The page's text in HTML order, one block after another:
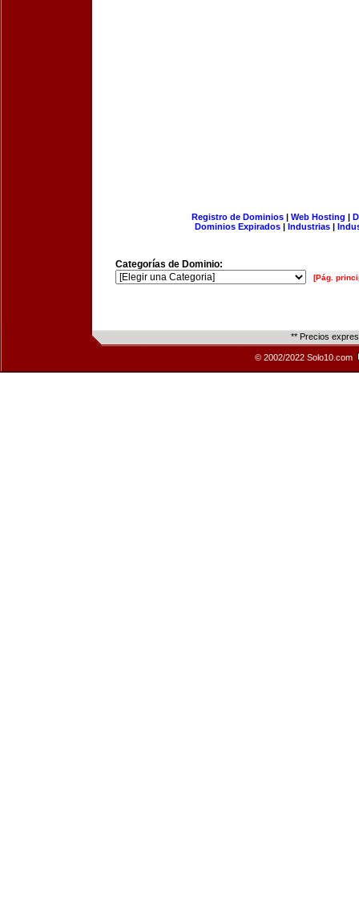
Registro de Dominios| Web Hosting |
Dominios Expirados | Industrias |
Categorías de Dominio:
[Pág.
** Precios
© 2002/2022 Solo10.com